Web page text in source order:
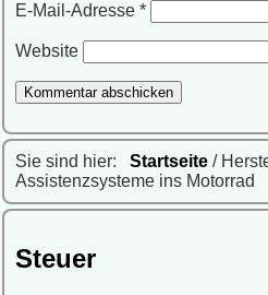
Sie sind hier: Startseite /
Assistenzsysteme ins Motorrad
Steuer
E-Mail-Adresse *
Website